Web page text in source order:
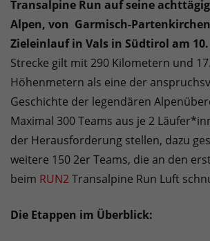
Transalpine Run auf seine
Alpen, von Garmisch-
Zieleinlauf in Vals in Südtirol am
Strecke gilt mit 290 Kilometern und
Höhenmetern als eine der
Geschichte der legendären
Maximal 300 Teams aus je 2
der Herausforderung stellen, dazu
weitere 150 2er Teams, die an den
beim RUN2Transalpine Run Luft
Die Etappen im Überblick: